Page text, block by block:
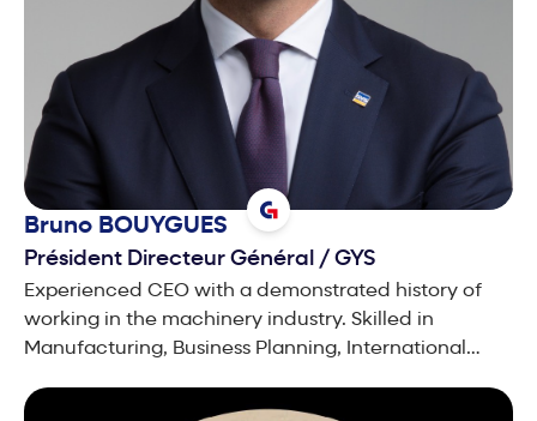
Bruno BOUYGUES
Président Directeur Général / GYS
Experienced CEO with a demonstrated history of
working in the machinery industry. Skilled in
Manufacturing, Business Planning, International
business development professional with a MBA